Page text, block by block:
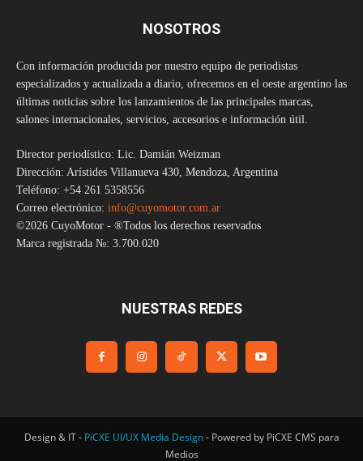
NOSOTROS
Con información producida por nuestro equipo de periodistas
especializados y actualizada a diario, ofrecemos en el oeste argentino las
últimas noticias sobre los lanzamientos de las principales marcas,
salones internacionales, servicios, accesorios e información útil.
Director periodístico: Lic. Damián Weizman
Dirección: Arístides Villanueva 430, Mendoza, Argentina
Teléfono: +54 261 5358556
Correo electrónico: info@cuyomotor.com.ar
©2026 CuyoMotor - ®Todos los derechos reservados
Marca registrada №: 3.700.020
NUESTRAS REDES
Design & IT - PiCXE UI/UX Media Design- Powered by PiCXE CMS para
Medios